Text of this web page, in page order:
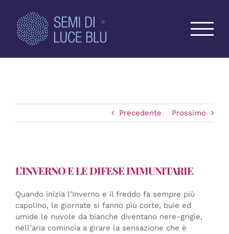
contenuto
Precedente Prossimo
L’INVERNO E LE DIFESE IMMUNITARIE
Quando inizia l’Inverno e il freddo fa sempre più
capolino, le giornate si fanno più corte, buie ed
umide le nuvole da bianche diventano nere-grigie,
nell’aria comincia a girare la sensazione che è